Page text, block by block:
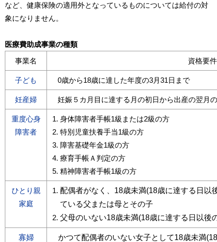
など、健康保険の適用外となっているものについては給付の対
象になりません。
医療費助成事業の種類
事業名
資格要件
子ども 0歳から18歳に達した年度の3月31日まで
妊産婦 妊娠５カ月目に達する月の初日から出産の翌月
重度心身
障害者
身体障害者手帳1級または2級の方
特別児童扶養手当1級の方
障害基礎年金1級の方
療育手帳Ａ判定の方
精神障害者手帳1級の方
ひとり親
家庭
配偶者がなく、18歳未満(18歳に達する日以
ている父または母とその子
父母のいない18歳未満(18歳に達する日以後
寡婦
かつて配偶者のいない女子として18歳未満